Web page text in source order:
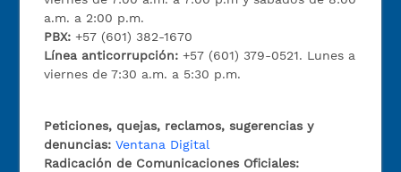
a.m. a 2:00 p.m.
PBX:+57 (601) 382-1670
Línea anticorrupción:+57 (601) 379-0521. Lunes a
viernes de 7:30 a.m. a 5:30 p.m.
Peticiones, quejas, reclamos, sugerencias y
denuncias: Ventana Digital
Radicación de Comunicaciones Oficiales: